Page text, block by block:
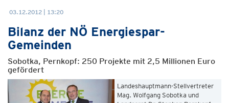
03.12.2012 | 13:20
Bilanz der NÖ Energiespar-
Gemeinden
Sobotka, Pernkopf: 250 Projekte mit 2,5 Millionen Euro
gefördert
Landeshauptmann-Stellvertreter
Mag. Wolfgang Sobotka und